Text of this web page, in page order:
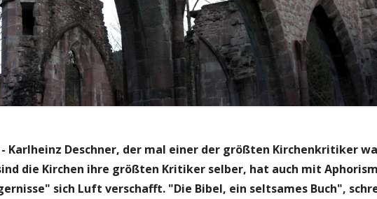
Karlheinz Deschner, der mal einer der größten Kirchenkritiker
die Kirchen ihre größten Kritiker selber, hat auch mit
sich Luft verschafft. "Die Bibel, ein seltsames Buch",